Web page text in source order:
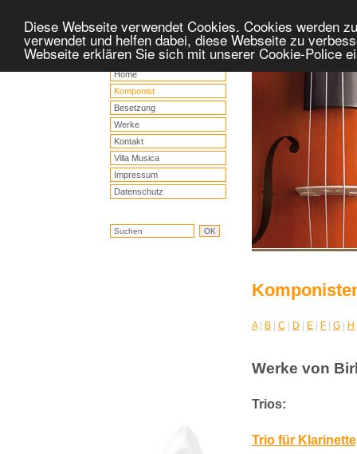
Diese Webseite verwendet Cookies. Cookies werden
verwendet und helfen dabei, diese Webseite zu
Webseite erklären Sie sich mit unserer Cookie-Police
Home
Komponist
Besetzung
Werke
Kontakt
Villa Musica
Impressum
Datenschutz
A| B C D E F G H
Werke von
Trios:
Trio für